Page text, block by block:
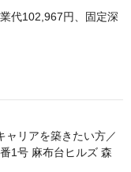
代102,967円、固定深